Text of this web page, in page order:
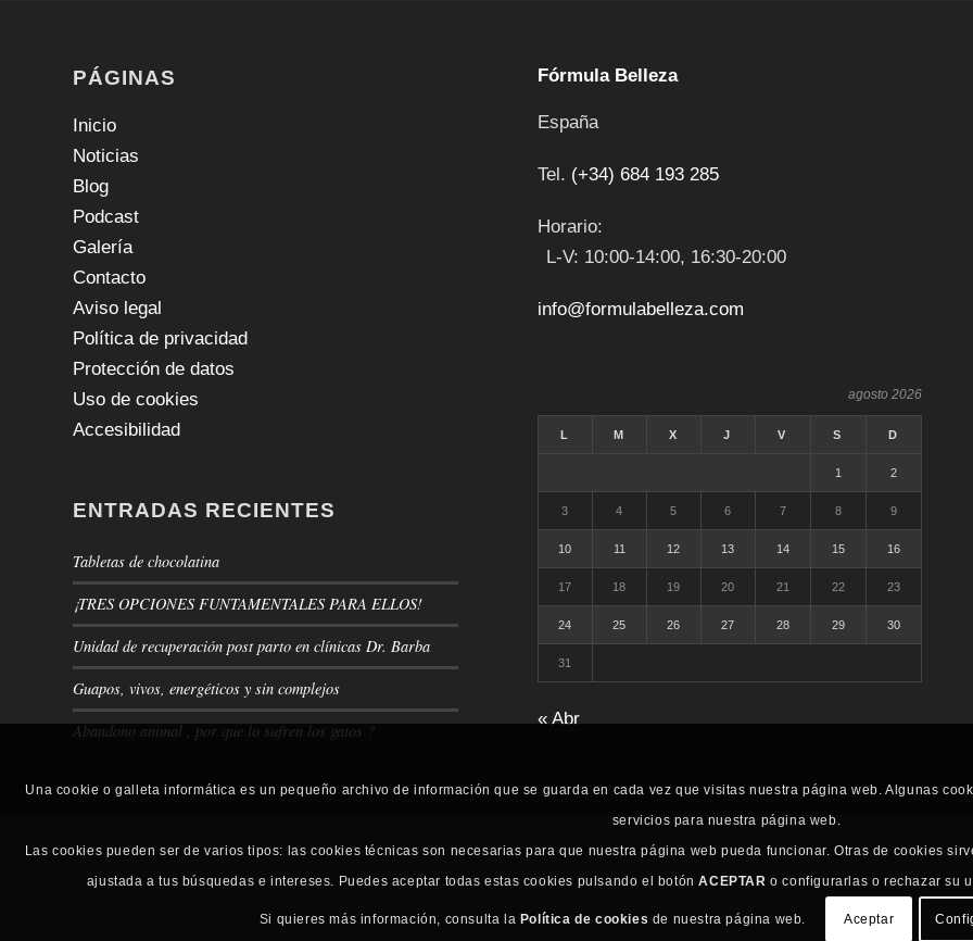
PÁGINAS
Inicio
Noticias
Blog
Podcast
Galería
Contacto
Aviso legal
Política de privacidad
Protección de datos
Uso de cookies
Accesibilidad
ENTRADAS RECIENTES
Tabletas de chocolatina
¡TRES OPCIONES FUNTAMENTALES PARA ELLOS!
Unidad de recuperación post parto en clínicas Dr. Barba
Guapos, vivos, energéticos y sin complejos
Abandono animal , por que lo sufren los gatos ?
Fórmula Belleza
España
Tel. (+34) 684 193 285
Horario:
L-V: 10:00-14:00, 16:30-20:00
info@formulabelleza.com
agosto 2026
L M X J V S D
1 2
3 4 5 6 7 8 9
10 11 12 13 14 15 16
17 18 19 20 21 22 23
24 25 26 27 28 29 30
31
« Abr
Una cookie o galleta informática es un pequeño archivo de información que se guarda en cada vez que visitas nuestra página web. Algunas
servicios para nuestra página web.
Las cookies pueden ser de varios tipos: las cookies técnicas son necesarias para que nuestra página web pueda funcionar. Otras de cookies
ajustada a tus búsquedas e intereses. Puedes aceptar todas estas cookies pulsando el botónACEPTAR o configurarlas o rechazar su
Si quieres más información, consulta la Política de cookies de nuestra página web. Aceptar